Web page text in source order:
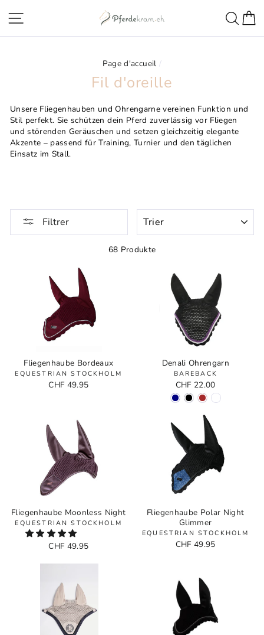
directement
contenu
Navigation sur les pages
Page d'accueil /
Fil d'oreille
Unsere Fliegenhauben und Ohrengarne vereinen Funktion und
Stil perfekt. Sie schützen dein Pferd zuverlässig vor Fliegen
und störenden Geräuschen und setzen gleichzeitig elegante
Akzente – passend für Training, Turnier und den täglichen
Einsatz im Stall.
Filtrer
68 Produkte
Fliegenhaube Bordeaux
EQUESTRIAN STOCKHOLM
CHF 49.95
Denali Ohrengarn
BAREBACK
CHF 22.00
Fliegenhaube Moonless Night
EQUESTRIAN STOCKHOLM
CHF 49.95
Fliegenhaube Polar Night
Glimmer
EQUESTRIAN STOCKHOLM
CHF 49.95